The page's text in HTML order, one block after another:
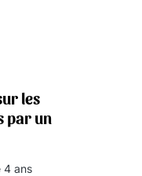
les
par un
4 ans